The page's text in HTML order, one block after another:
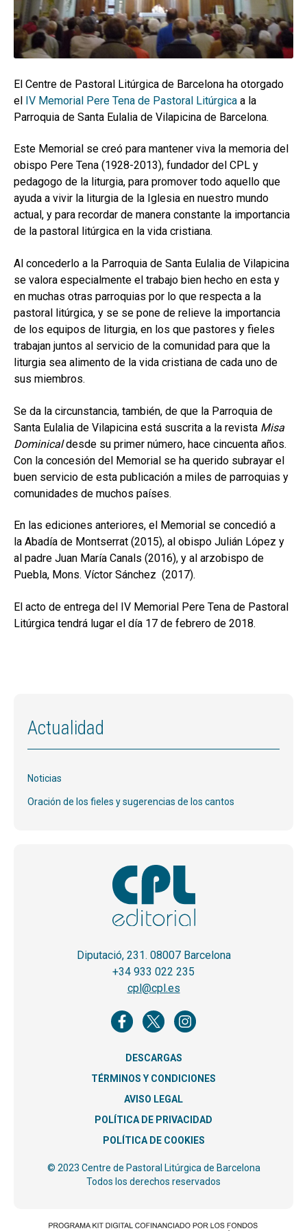
El Centre de Pastoral Litúrgica de Barcelona ha otorgado
el IV Memorial Pere Tena de Pastoral Litúrgica a la
Parroquia de Santa Eulalia de Vilapicina de Barcelona.
Este Memorial se creó para mantener viva la memoria del
obispo Pere Tena (1928-2013), fundador del CPL y
pedagogo de la liturgia, para promover todo aquello que
ayuda a vivir la liturgia de la Iglesia en nuestro mundo
actual, y para recordar de manera constante la importancia
de la pastoral litúrgica en la vida cristiana.
Al concederlo a la Parroquia de Santa Eulalia de Vilapicina
se valora especialmente el trabajo bien hecho en esta y
en muchas otras parroquias por lo que respecta a la
pastoral litúrgica, y se se pone de relieve la importancia
de los equipos de liturgia, en los que pastores y fieles
trabajan juntos al servicio de la comunidad para que la
liturgia sea alimento de la vida cristiana de cada uno de
sus miembros.
Se da la circunstancia, también, de que la Parroquia de
Santa Eulalia de Vilapicina está suscrita a la revista Misa
Dominicaldesde su primer número, hace cincuenta años.
Con la concesión del Memorial se ha querido subrayar el
buen servicio de esta publicación a miles de parroquias y
comunidades de muchos países.
En las ediciones anteriores, el Memorial se concedió a
la Abadía de Montserrat (2015), al obispo Julián López y
al padre Juan María Canals (2016), y al arzobispo de
Puebla, Mons. Víctor Sánchez (2017).
El acto de entrega del IV Memorial Pere Tena de Pastoral
Litúrgica tendrá lugar el día 17 de febrero de 2018.
Actualidad
Noticias
Oración de los fieles y sugerencias de los cantos
Diputació, 231. 08007 Barcelona
+34 933 022 235
cpl@cpl.es
DESCARGAS
TÉRMINOS Y CONDICIONES
AVISO LEGAL
POLÍTICA DE PRIVACIDAD
POLÍTICA DE COOKIES
© 2023 Centre de Pastoral Litúrgica de Barcelona
Todos los derechos reservados